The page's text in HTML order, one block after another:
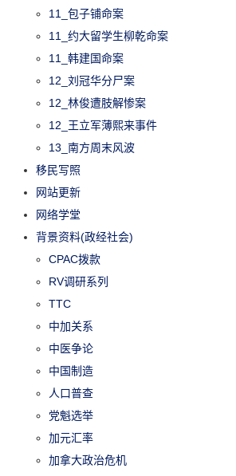
11_包子铺命案
11_约大留学生柳乾命案
11_韩建国命案
12_刘冠华分尸案
12_林俊遭肢解惨案
12_王立军薄熙来事件
13_南方周末风波
移民写照
网站更新
网络学堂
背景资料(政经社会)
CPAC拨款
RV调研系列
TTC
中加关系
中医争论
中国制造
人口普查
党魁选举
加元汇率
加拿大政治危机